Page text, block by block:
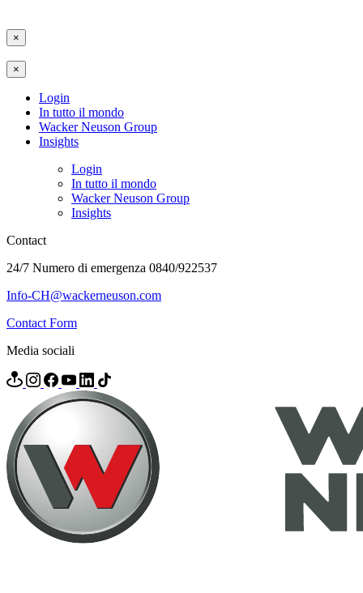
×
×
Login
In tutto il mondo
Wacker Neuson Group
Insights
Login
In tutto il mondo
Wacker Neuson Group
Insights
Contact
24/7 Numero di emergenza 0840/922537
Info-CH@wackerneuson.com
Contact Form
Media sociali